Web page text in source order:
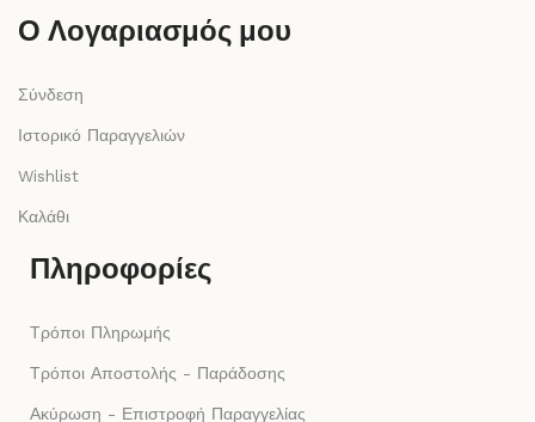
Ο Λογαριασμός μου
Σύνδεση
Ιστορικό Παραγγελιών
Wishlist
Καλάθι
Πληροφορίες
Τρόποι Πληρωμής
Τρόποι Αποστολής - Παράδοσης
Ακύρωση - Επιστροφή Παραγγελίας